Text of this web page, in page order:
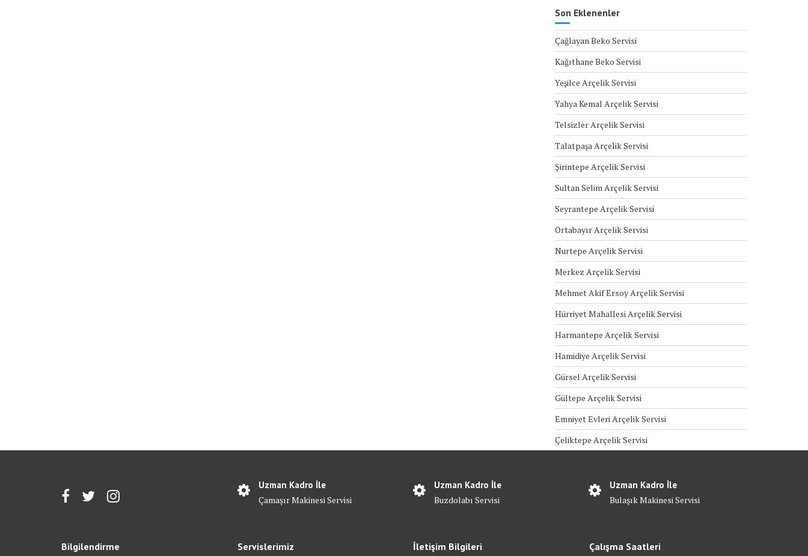
Son Eklenenler
Çağlayan Beko Servisi
Kağıthane Beko Servisi
Yeşilce Arçelik Servisi
Yahya Kemal Arçelik Servisi
Telsizler Arçelik Servisi
Talatpaşa Arçelik Servisi
Şirintepe Arçelik Servisi
Sultan Selim Arçelik Servisi
Seyrantepe Arçelik Servisi
Ortabayır Arçelik Servisi
Nurtepe Arçelik Servisi
Merkez Arçelik Servisi
Mehmet Akif Ersoy Arçelik Servisi
Hürriyet Mahallesi Arçelik Servisi
Harmantepe Arçelik Servisi
Hamidiye Arçelik Servisi
Gürsel Arçelik Servisi
Gültepe Arçelik Servisi
Emniyet Evleri Arçelik Servisi
Çeliktepe Arçelik Servisi
Uzman Kadro İle
Çamaşır Makinesi Servisi
Uzman Kadro İle
Buzdolabı Servisi
Uzman Kadro İle
Bulaşık Makinesi Servisi
Bilgilendirme Servislerimiz İletişim Bilgileri Çalışma Saatleri